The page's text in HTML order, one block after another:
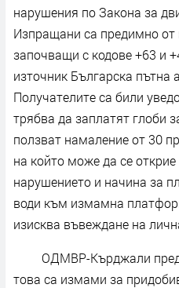
нарушения по Закона за
Изпращани са предимно от
започващи с кодове +63 и
източник Българска пътна
Получателите са били
трябва да заплатят глоби
ползват намаление от 30
на който може да се
нарушението и начина за
води към измамна
изисква въвеждане на
ОДМВР-Кърджали
това са измами за